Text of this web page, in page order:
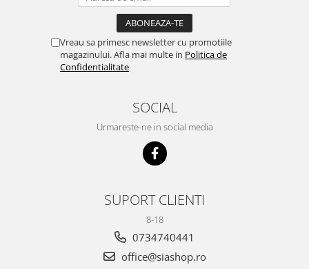
Vreau sa primesc newsletter cu promotiile
magazinului. Afla mai multe in Politica de
Confidentialitate
SOCIAL
Urmareste-ne in social media
SUPORT CLIENTI
8-18
0734740441
office@siashop.ro